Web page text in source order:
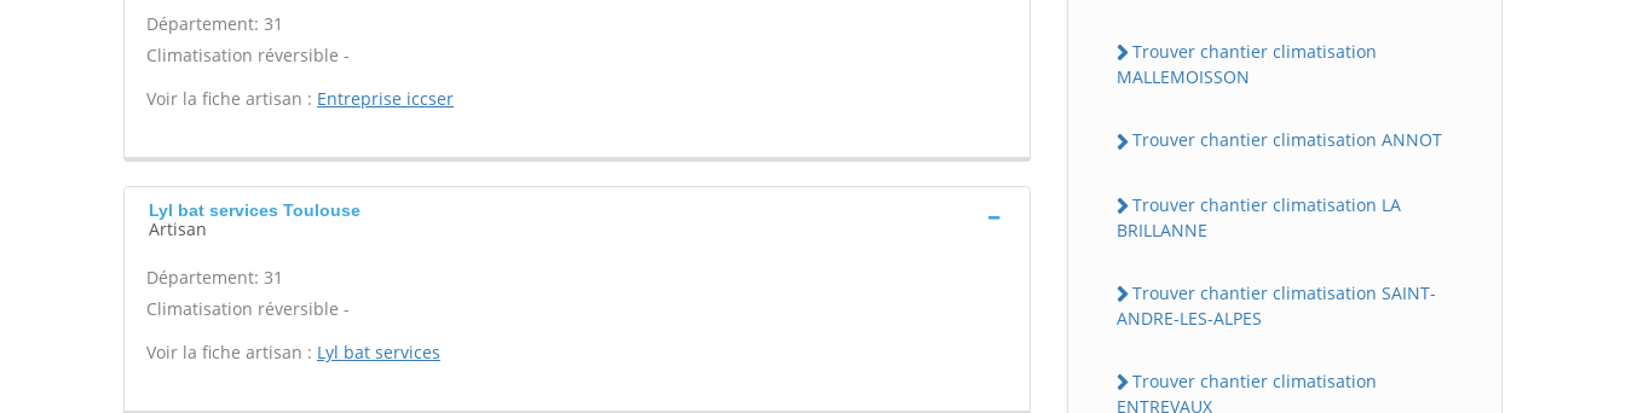
Département: 31
Climatisation réversible -
Voir la fiche artisan : Entreprise iccser
Lyl bat services Toulouse
Artisan
Département: 31
Climatisation réversible -
Voir la fiche artisan : Lyl bat services
Trouver chantier climatisation
MALLEMOISSON
Trouver chantier climatisation ANNOT
Trouver chantier climatisation LA
BRILLANNE
Trouver chantier climatisation SAINT-
ANDRE-LES-ALPES
Trouver chantier climatisation
ENTREVAUX